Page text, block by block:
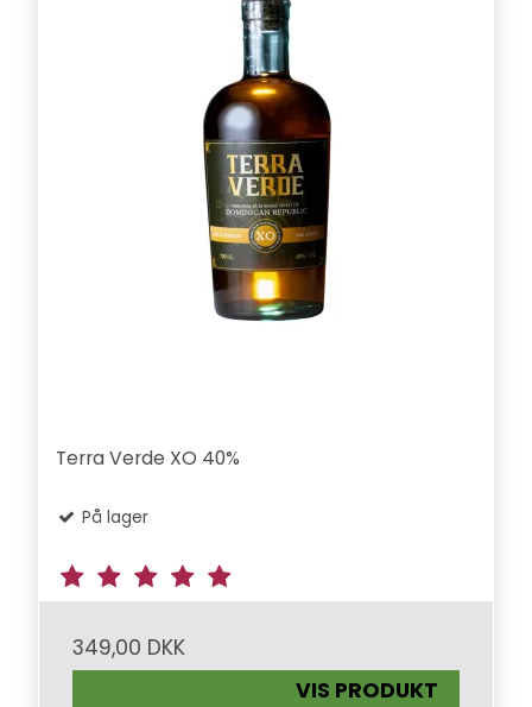
Terra Verde XO 40%
På lager
349,00 DKK
VIS PRODUKT